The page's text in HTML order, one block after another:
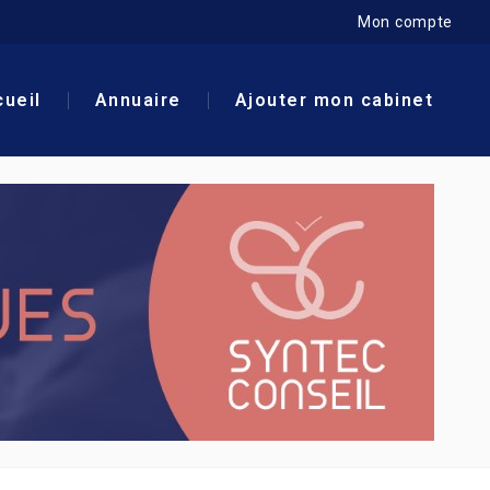
Mon compte
Annuaire Ajouter mon cabinet